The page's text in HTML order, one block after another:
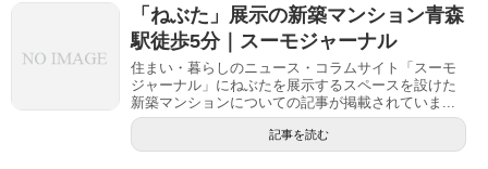
「ねぶた」展示の新築マンション青森
駅徒歩5分｜スーモジャーナル
住まい・暮らしのニュース・コラムサイト「スーモ
ジャーナル」にねぶたを展示するスペースを設けた
新築マンションについての記事が掲載されていま...
記事を読む